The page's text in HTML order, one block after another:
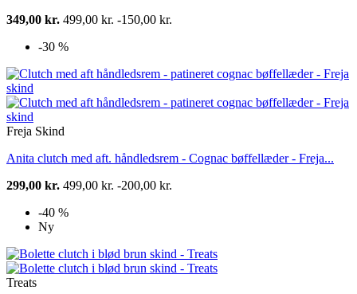
349,00 kr. 499,00 kr. -150,00 kr.
-30 %
Freja Skind
Anita clutch med aft. håndledsrem - Cognac bøffellæder - Freja...
299,00 kr. 499,00 kr. -200,00 kr.
-40 %
Ny
Treats